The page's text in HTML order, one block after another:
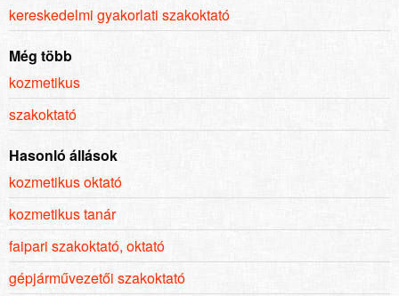
kereskedelmi gyakorlati szakoktató
Még több
kozmetikus
szakoktató
Hasonló állások
kozmetikus oktató
kozmetikus tanár
faipari szakoktató, oktató
gépjárművezetői szakoktató